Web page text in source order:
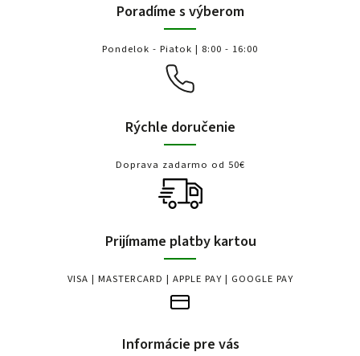
Poradíme s výberom
Pondelok - Piatok | 8:00 - 16:00
Rýchle doručenie
Doprava zadarmo od 50€
Prijímame platby kartou
VISA | MASTERCARD | APPLE PAY | GOOGLE PAY
Informácie pre vás